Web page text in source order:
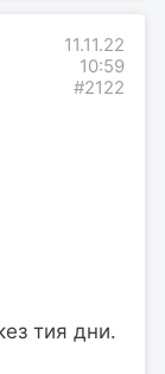
11.11.22
10:59
#2122
тия дни.